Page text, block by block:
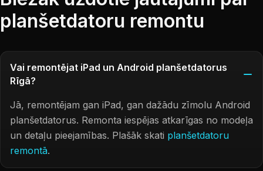
planšetdatoru remontu
Vai remontējat iPad un Android planšetdatorus
Rīgā?
Jā, remontējam gan iPad, gan dažādu zīmolu Android
planšetdatorus. Remonta iespējas atkarīgas no modeļa
un detaļu pieejamības. Plašāk skati planšetdatoru
remontā.